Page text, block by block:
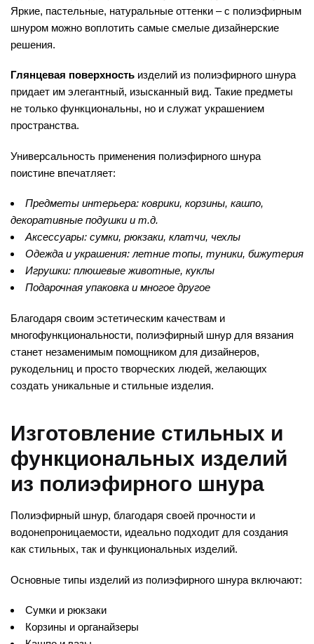
Яркие, пастельные, натуральные оттенки – с полиэфирным
шнуром можно воплотить самые смелые дизайнерские
решения.
Глянцевая поверхность изделий из полиэфирного шнура
придает им элегантный, изысканный вид. Такие предметы
не только функциональны, но и служат украшением
пространства.
Универсальность применения полиэфирного шнура
поистине впечатляет:
Предметы интерьера: коврики, корзины, кашпо,
декоративные подушки и т.д.
Аксессуары: сумки, рюкзаки, клатчи, чехлы
Одежда и украшения: летние топы, туники, бижутерия
Игрушки: плюшевые животные, куклы
Подарочная упаковка и многое другое
Благодаря своим эстетическим качествам и
многофункциональности, полиэфирный шнур для вязания
станет незаменимым помощником для дизайнеров,
рукодельниц и просто творческих людей, желающих
создать уникальные и стильные изделия.
Изготовление стильных и
функциональных изделий
из полиэфирного шнура
Полиэфирный шнур, благодаря своей прочности и
водонепроницаемости, идеально подходит для создания
как стильных, так и функциональных изделий.
Основные типы изделий из полиэфирного шнура включают:
Сумки и рюкзаки
Корзины и органайзеры